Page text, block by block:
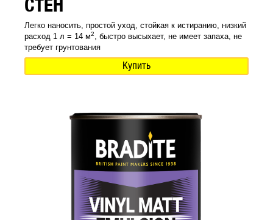
СТЕН
Легко наносить, простой уход, стойкая к истиранию, низкий
расход 1 л = 14 м2
, быстро высыхает, не имеет запаха, не
требует грунтования
Купить